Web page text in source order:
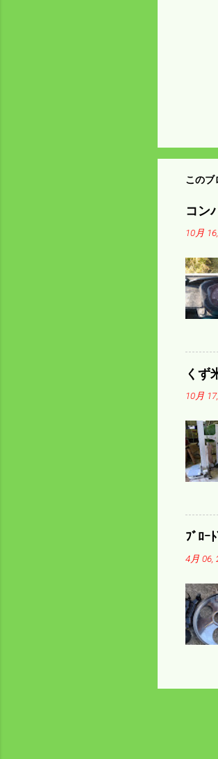
このブ
コン
10月
くず
10月
ﾌﾞﾛｰ
4月 06,